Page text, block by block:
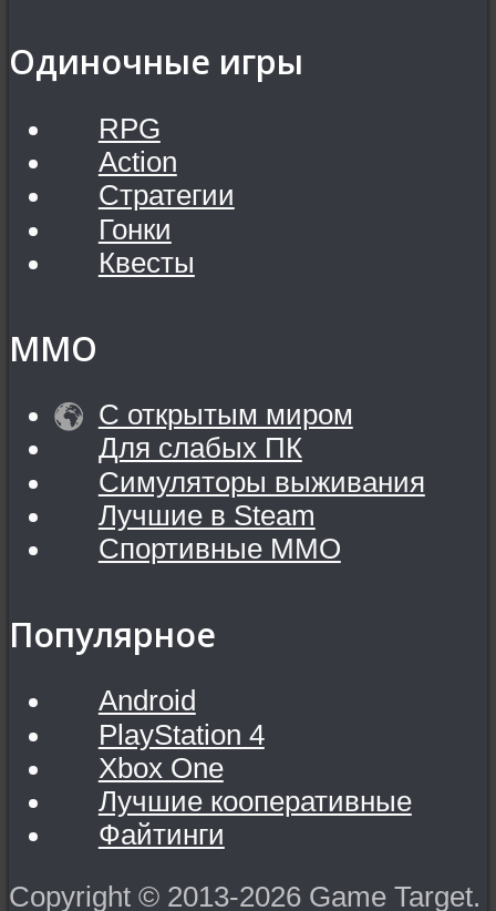
Одиночные игры
RPG
Action
Стратегии
Гонки
Квесты
MMO
С открытым миром
Для слабых ПК
Симуляторы выживания
Лучшие в Steam
Спортивные MMO
Популярное
Android
PlayStation 4
Xbox One
Лучшие кооперативные
Файтинги
Copyright © 2013-2026 Game Target.